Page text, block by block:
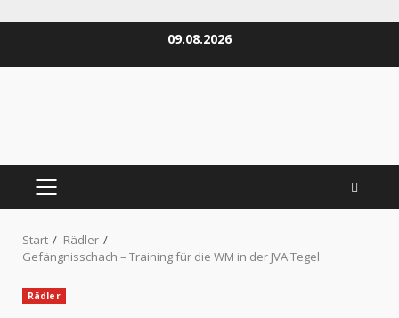
09.08.2026
PRIMÄRES
Start
Rädler
Gefängnisschach – Training für die WM in der JVA Tegel
Rädler